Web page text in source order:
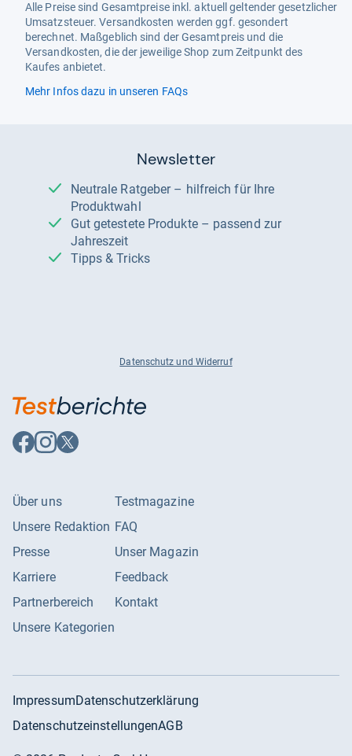
Alle Preise sind Gesamtpreise inkl. aktuell geltender gesetzlicher
Umsatzsteuer. Versandkosten werden ggf. gesondert
berechnet. Maßgeblich sind der Gesamtpreis und die
Versandkosten, die der jeweilige Shop zum Zeitpunkt des
Kaufes anbietet.
Mehr Infos dazu in unseren FAQs
Newsletter
Neutrale Ratgeber – hilfreich für Ihre
Produktwahl
Gut getestete Produkte – passend zur
Jahreszeit
Tipps & Tricks
Datenschutz und Widerruf
Auf
Facebook
Auf
Instagram
Auf
X
Über uns
Unsere Redaktion
Presse
Karriere
Partnerbereich
Unsere Kategorien
Testmagazine
FAQ
Unser Magazin
Feedback
Kontakt
ImpressumDatenschutzerklärung
DatenschutzeinstellungenAGB